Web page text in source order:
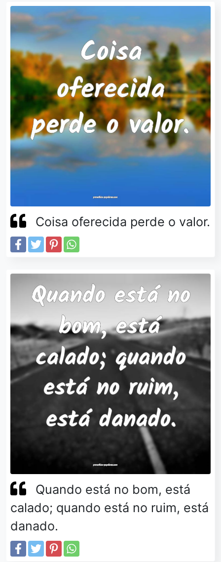
Coisa oferecida perde o valor.
Quando está no bom, está
calado; quando está no ruim, está
danado.